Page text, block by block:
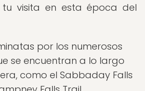
visita en esta época del
por los numerosos
se encuentran a lo largo
como el Sabbaday Falls